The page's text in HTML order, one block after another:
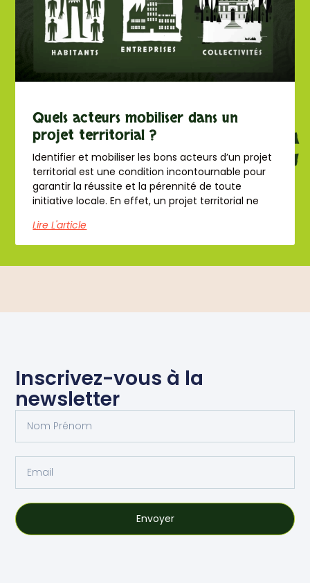
Quels acteurs mobiliser dans un
projet territorial ?
Identifier et mobiliser les bons acteurs d’un projet
territorial est une condition incontournable pour
garantir la réussite et la pérennité de toute
initiative locale. En effet, un projet territorial ne
Lire L'article
Inscrivez-vous à la
newsletter
Envoyer